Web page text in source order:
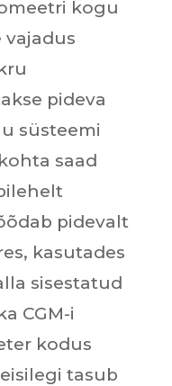
kogu
vajadus
pideva
süsteemi
saad
pidevalt
kasutades
sisestatud
CGM-i
kodus
tasub